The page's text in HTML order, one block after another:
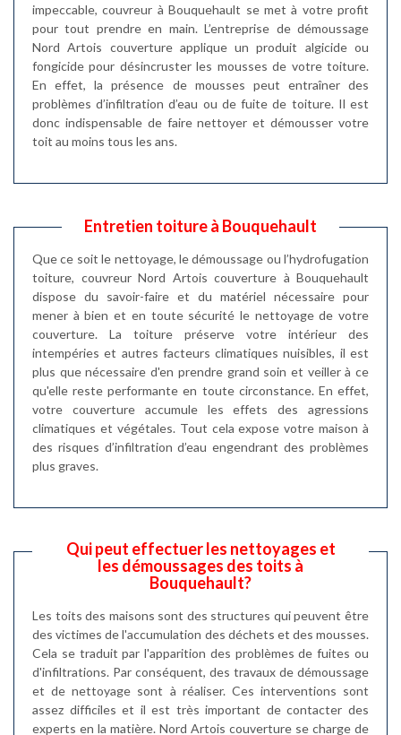
impeccable, couvreur à Bouquehault se met à votre profit
pour tout prendre en main. L’entreprise de démoussage
Nord Artois couverture applique un produit algicide ou
fongicide pour désincruster les mousses de votre toiture.
En effet, la présence de mousses peut entraîner des
problèmes d’infiltration d’eau ou de fuite de toiture. Il est
donc indispensable de faire nettoyer et démousser votre
toit au moins tous les ans.
Entretien toiture à Bouquehault
Que ce soit le nettoyage, le démoussage ou l’hydrofugation
toiture, couvreur Nord Artois couverture à Bouquehault
dispose du savoir-faire et du matériel nécessaire pour
mener à bien et en toute sécurité le nettoyage de votre
couverture. La toiture préserve votre intérieur des
intempéries et autres facteurs climatiques nuisibles, il est
plus que nécessaire d'en prendre grand soin et veiller à ce
qu'elle reste performante en toute circonstance. En effet,
votre couverture accumule les effets des agressions
climatiques et végétales. Tout cela expose votre maison à
des risques d’infiltration d’eau engendrant des problèmes
plus graves.
Qui peut effectuer les nettoyages et
les démoussages des toits à
Bouquehault?
Les toits des maisons sont des structures qui peuvent être
des victimes de l'accumulation des déchets et des mousses.
Cela se traduit par l'apparition des problèmes de fuites ou
d'infiltrations. Par conséquent, des travaux de démoussage
et de nettoyage sont à réaliser. Ces interventions sont
assez difficiles et il est très important de contacter des
experts en la matière. Nord Artois couverture se charge de